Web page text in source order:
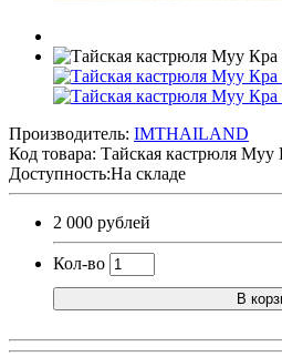
Производитель: IMTHAILAND
Код товара: Тайская кастрюля Муу
Доступность:На складе
2 000 рублей
Кол-во
В